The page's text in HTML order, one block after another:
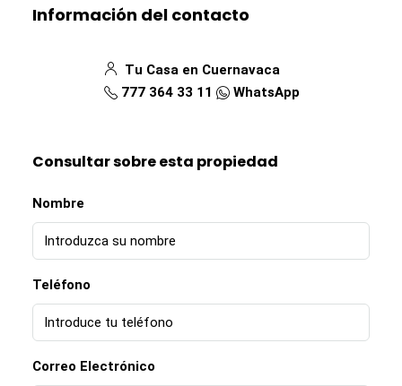
Información del contacto
Tu Casa en Cuernavaca
777 364 33 11
WhatsApp
Consultar sobre esta propiedad
Nombre
Teléfono
Correo Electrónico